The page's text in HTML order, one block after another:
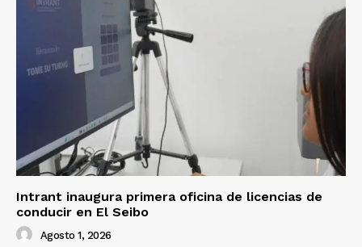
Intrant inaugura primera oficina de licencias de
conducir en El Seibo
Agosto 1, 2026